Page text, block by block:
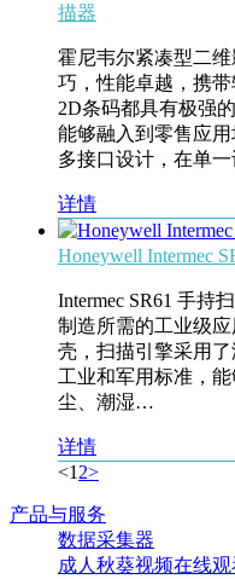
描器
霍尼韦尔紧凑型二维
巧，性能卓越，
2D条码都具有极强的
能够融入到零售应用
多接口设计，在单
详情
Honeywell Intermec
Intermec SR61 手持
制造所需的工业级应
壳，扫描引擎采用
工业和军用标准
尘、潮湿…
详情
<1 2>
产品与服务
数据采集器
成人秋葵视频在线观